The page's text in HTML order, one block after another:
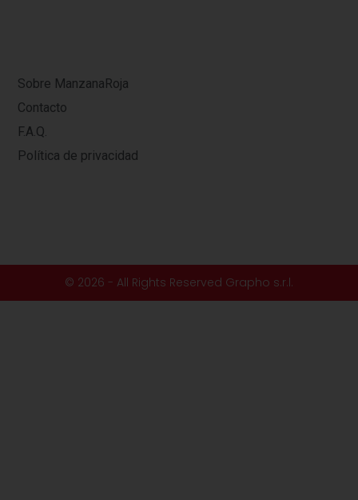
Sobre ManzanaRoja
Contacto
F.A.Q.
Política de privacidad
© 2026 - All Rights Reserved Grapho s.r.l.